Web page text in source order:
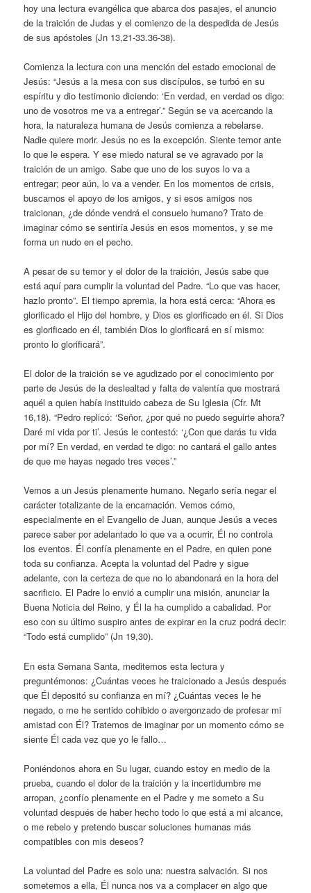
hoy una lectura evangélica que abarca dos pasajes, el anuncio
de la traición de Judas y el comienzo de la despedida de Jesús
de sus apóstoles (Jn 13,21-33.36-38).
Comienza la lectura con una mención del estado emocional de
Jesús: “Jesús a la mesa con sus discípulos, se turbó en su
espíritu y dio testimonio diciendo: ‘En verdad, en verdad os digo:
uno de vosotros me va a entregar’.” Según se va acercando la
hora, la naturaleza humana de Jesús comienza a rebelarse.
Nadie quiere morir. Jesús no es la excepción. Siente temor ante
lo que le espera. Y ese miedo natural se ve agravado por la
traición de un amigo. Sabe que uno de los suyos lo va a
entregar; peor aún, lo va a vender. En los momentos de crisis,
buscamos el apoyo de los amigos, y si esos amigos nos
traicionan, ¿de dónde vendrá el consuelo humano? Trato de
imaginar cómo se sentiría Jesús en esos momentos, y se me
forma un nudo en el pecho.
A pesar de su temor y el dolor de la traición, Jesús sabe que
está aquí para cumplir la voluntad del Padre. “Lo que vas hacer,
hazlo pronto”. El tiempo apremia, la hora está cerca: “Ahora es
glorificado el Hijo del hombre, y Dios es glorificado en él. Si Dios
es glorificado en él, también Dios lo glorificará en sí mismo:
pronto lo glorificará”.
El dolor de la traición se ve agudizado por el conocimiento por
parte de Jesús de la deslealtad y falta de valentía que mostrará
aquél a quien había instituido cabeza de Su Iglesia (Cfr. Mt
16,18). “Pedro replicó: ‘Señor, ¿por qué no puedo seguirte ahora?
Daré mi vida por ti’. Jesús le contestó: ‘¿Con que darás tu vida
por mí? En verdad, en verdad te digo: no cantará el gallo antes
de que me hayas negado tres veces’.”
Vemos a un Jesús plenamente humano. Negarlo sería negar el
carácter totalizante de la encarnación. Vemos cómo,
especialmente en el Evangelio de Juan, aunque Jesús a veces
parece saber por adelantado lo que va a ocurrir, Él no controla
los eventos. Él confía plenamente en el Padre, en quien pone
toda su confianza. Acepta la voluntad del Padre y sigue
adelante, con la certeza de que no lo abandonará en la hora del
sacrificio. El Padre lo envió a cumplir una misión, anunciar la
Buena Noticia del Reino, y Él la ha cumplido a cabalidad. Por
eso con su último suspiro antes de expirar en la cruz podrá decir:
“Todo está cumplido” (Jn 19,30).
En esta Semana Santa, meditemos esta lectura y
preguntémonos: ¿Cuántas veces he traicionado a Jesús después
que Él depositó su confianza en mí? ¿Cuántas veces le he
negado, o me he sentido cohibido o avergonzado de profesar mi
amistad con Él? Tratemos de imaginar por un momento cómo se
siente Él cada vez que yo le fallo…
Poniéndonos ahora en Su lugar, cuando estoy en medio de la
prueba, cuando el dolor de la traición y la incertidumbre me
arropan, ¿confío plenamente en el Padre y me someto a Su
voluntad después de haber hecho todo lo que está a mi alcance,
o me rebelo y pretendo buscar soluciones humanas más
compatibles con mis deseos?
La voluntad del Padre es solo una: nuestra salvación. Si nos
sometemos a ella, Él nunca nos va a complacer en algo que